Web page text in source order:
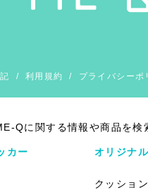
/ 利用規約 / プライバシーポ
Qに関する情報や商品を検
カー オリジナ
クッショ